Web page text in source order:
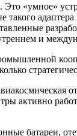
«умное»
и
активно
батареи,